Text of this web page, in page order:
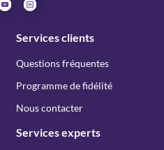
Services clients
Questions fréquentes
Programme de fidélité
Nous contacter
Services experts